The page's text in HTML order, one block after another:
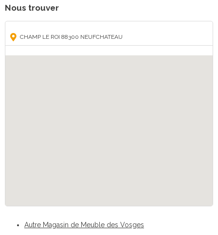
Nous trouver
CHAMP LE ROI 88300 NEUFCHATEAU
Autre Magasin de Meuble des Vosges